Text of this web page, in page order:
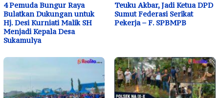
4 Pemuda Bungur Raya
Bulatkan Dukungan untuk
Hj. Desi Kurniati Malik SH
Menjadi Kepala Desa
Sukamulya
Teuku Akbar, Jadi Ketua DPD
Sumut Federasi Serikat
Pekerja – F. SPBMPB